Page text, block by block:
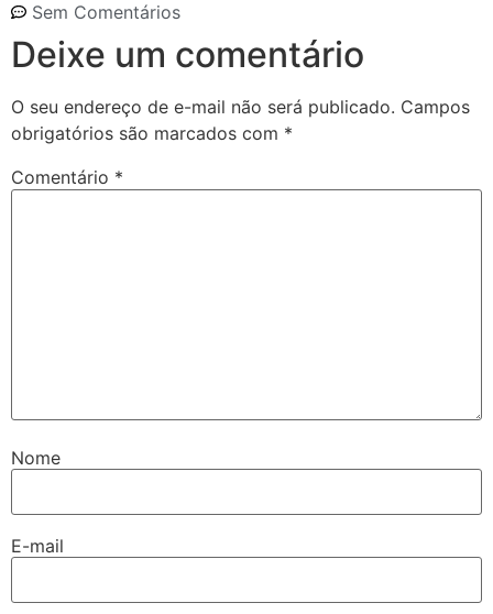
Sem Comentários
Deixe um comentário
O seu endereço de e-mail não será publicado. Campos
obrigatórios são marcados com *
Comentário *
Nome
E-mail